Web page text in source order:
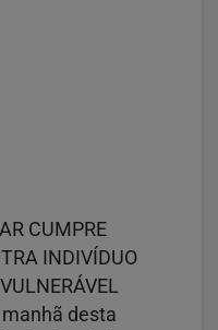
CUMPRE
INDIVÍDUO
desta